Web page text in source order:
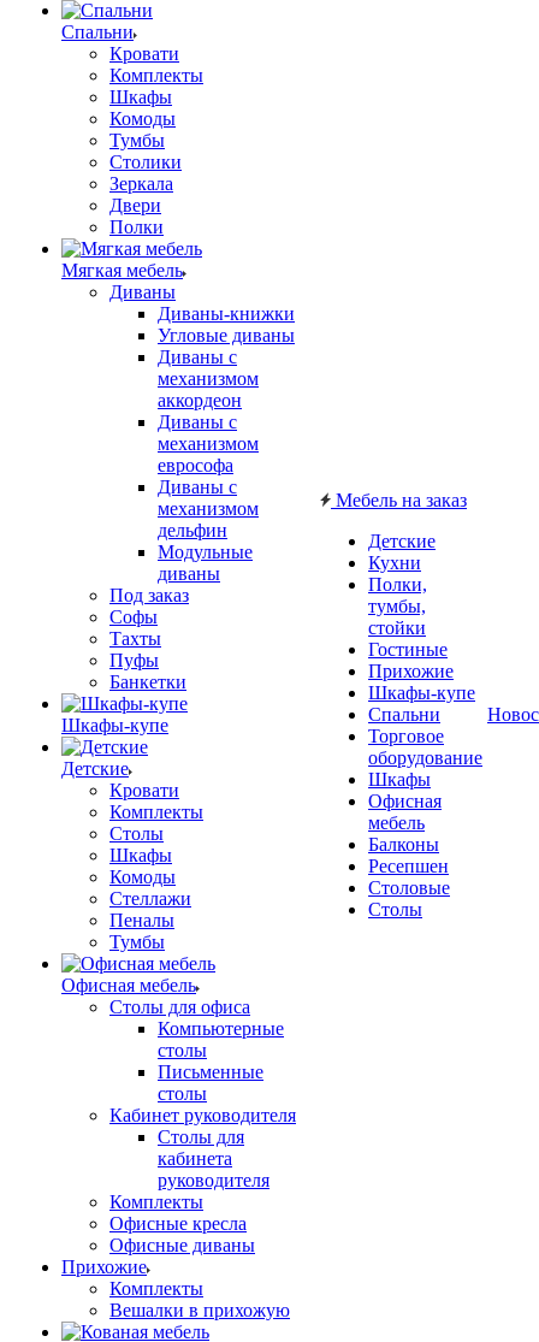
Спальни
Кровати
Комплекты
Шкафы
Комоды
Тумбы
Столики
Зеркала
Двери
Полки
Мягкая мебель
Диваны
Диваны-книжки
Угловые диваны
Диваны с
механизмом
аккордеон
Диваны с
механизмом
еврософа
Диваны с
механизмом
дельфин
Модульные
диваны
Под заказ
Софы
Тахты
Пуфы
Банкетки
Шкафы-купе
Детские
Кровати
Комплекты
Столы
Шкафы
Комоды
Стеллажи
Пеналы
Тумбы
Офисная мебель
Столы для офиса
Компьютерные
столы
Письменные
столы
Кабинет руководителя
Столы для
кабинета
руководителя
Комплекты
Офисные кресла
Офисные диваны
Прихожие
Комплекты
Вешалки в прихожую
Мебель на заказ
Детские
Кухни
Полки,
тумбы,
стойки
Гостиные
Прихожие
Шкафы-купе
Спальни
Торговое
оборудование
Шкафы
Офисная
мебель
Балконы
Ресепшен
Столовые
Столы